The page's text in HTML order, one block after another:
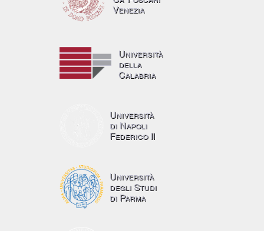
Venezia
Università
della
Calabria
Università
di Napoli
Federico II
Università
degli Studi
di Parma